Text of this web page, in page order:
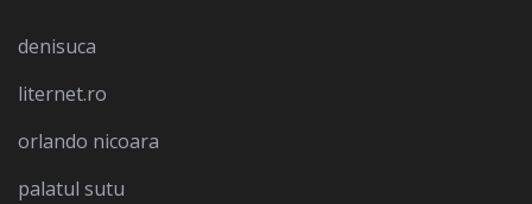
denisuca
liternet.ro
orlando nicoara
palatul sutu